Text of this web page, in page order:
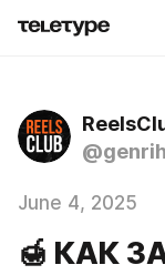
June 4, 2025
🍯 КАК